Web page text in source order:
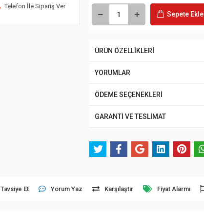
Telefon İle Sipariş Ver
Sepete Ekle
ÜRÜN ÖZELLİKLERİ
YORUMLAR
ÖDEME SEÇENEKLERİ
GARANTİ VE TESLİMAT
Tavsiye Et Yorum Yaz Karşılaştır Fiyat Alarmı